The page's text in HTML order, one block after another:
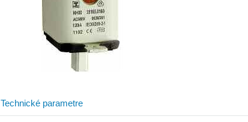
Technické parametre